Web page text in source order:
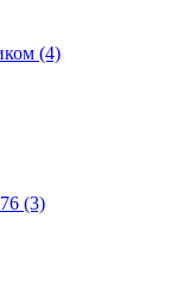
(4)
(3)